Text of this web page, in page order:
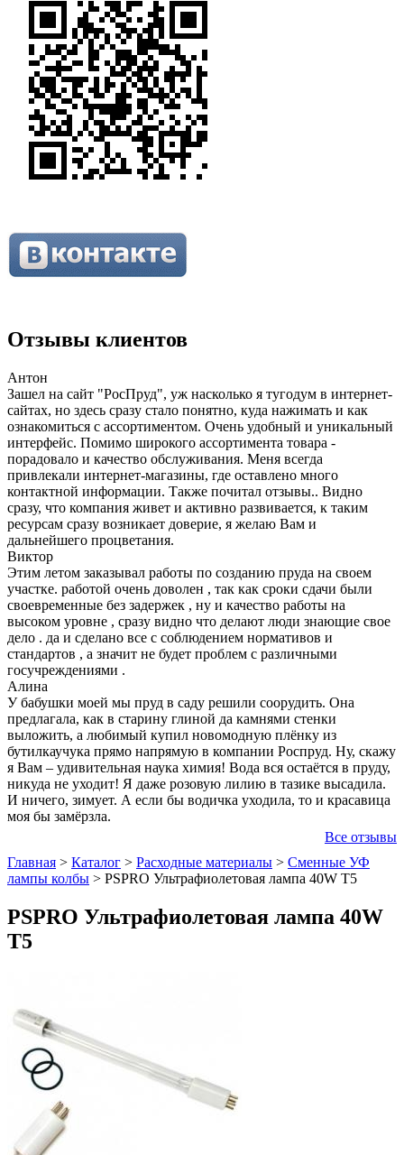
Отзывы клиентов
Антон
Зашел на сайт "РосПруд", уж насколько я тугодум в интернет-
сайтах, но здесь сразу стало понятно, куда нажимать и как
ознакомиться с ассортиментом. Очень удобный и уникальный
интерфейс. Помимо широкого ассортимента товара -
порадовало и качество обслуживания. Меня всегда
привлекали интернет-магазины, где оставлено много
контактной информации. Также почитал отзывы.. Видно
сразу, что компания живет и активно развивается, к таким
ресурсам сразу возникает доверие, я желаю Вам и
дальнейшего процветания.
Виктор
Этим летом заказывал работы по созданию пруда на своем
участке. работой очень доволен , так как сроки сдачи были
своевременные без задержек , ну и качество работы на
высоком уровне , сразу видно что делают люди знающие свое
дело . да и сделано все с соблюдением нормативов и
стандартов , а значит не будет проблем с различными
госучреждениями .
Алина
У бабушки моей мы пруд в саду решили соорудить. Она
предлагала, как в старину глиной да камнями стенки
выложить, а любимый купил новомодную плёнку из
бутилкаучука прямо напрямую в компании Роспруд. Ну, скажу
я Вам – удивительная наука химия! Вода вся остаётся в пруду,
никуда не уходит! Я даже розовую лилию в тазике высадила.
И ничего, зимует. А если бы водичка уходила, то и красавица
моя бы замёрзла.
Все отзывы
Главная > Каталог > Расходные материалы > Сменные УФ
лампы колбы > PSPRO Ультрафиолетовая лампа 40W T5
PSPRO Ультрафиолетовая лампа 40W
T5